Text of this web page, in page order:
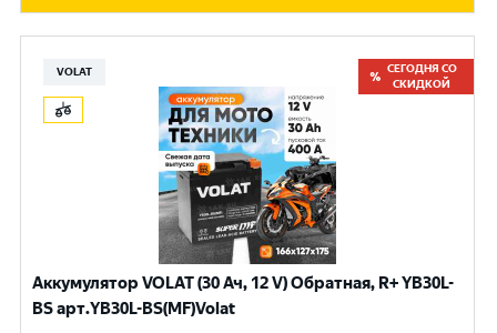
VOLAT
СЕГОДНЯ СО
СКИДКОЙ
Аккумулятор VOLAT (30 Ач, 12 V) Обратная, R+ YB30L-
BS арт.YB30L-BS(MF)Volat